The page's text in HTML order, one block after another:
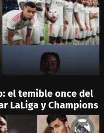
el temible once del
LaLiga y Champions